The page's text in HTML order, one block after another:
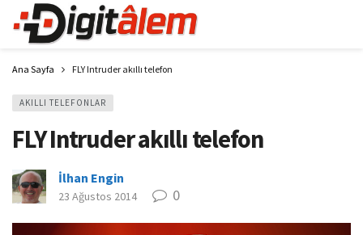
Ana Sayfa FLY Intruder akıllı telefon
AKILLI TELEFONLAR
FLY Intruder akıllı telefon
İlhan Engin
23 Ağustos 2014 0